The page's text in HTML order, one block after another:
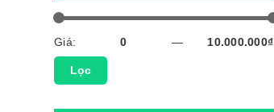
Giá: —
Lọc